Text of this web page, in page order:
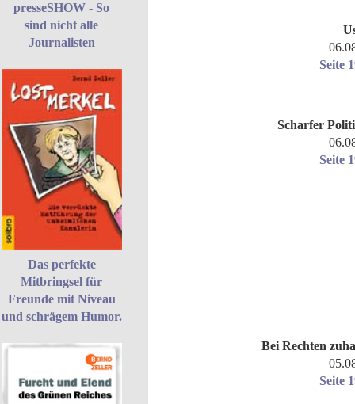
presseSHOW - So
sind nicht alle
Journalisten
Das perfekte
Mitbringsel für
Freunde mit Niveau
und schrägem Humor.
Seite
Scharfer
Seite
Bei Rechten
Seite